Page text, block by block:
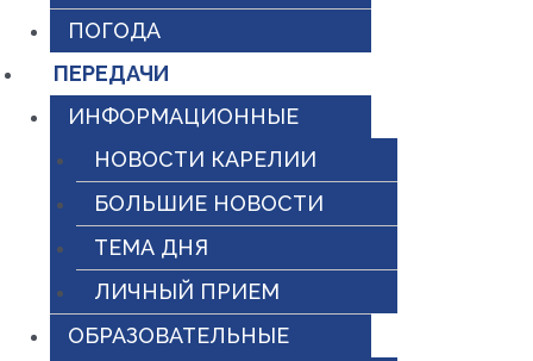
ПОГОДА
ПЕРЕДАЧИ
ИНФОРМАЦИОННЫЕ
НОВОСТИ КАРЕЛИИ
БОЛЬШИЕ НОВОСТИ
ТЕМА ДНЯ
ЛИЧНЫЙ ПРИЕМ
ОБРАЗОВАТЕЛЬНЫЕ